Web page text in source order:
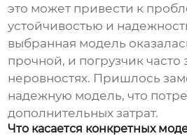
это может привести к
устойчивостью и
выбранная модель
прочной, и погрузчик часто
неровностях. Пришлось
надежную модель, что
дополнительных затрат.
Что касается конкретных